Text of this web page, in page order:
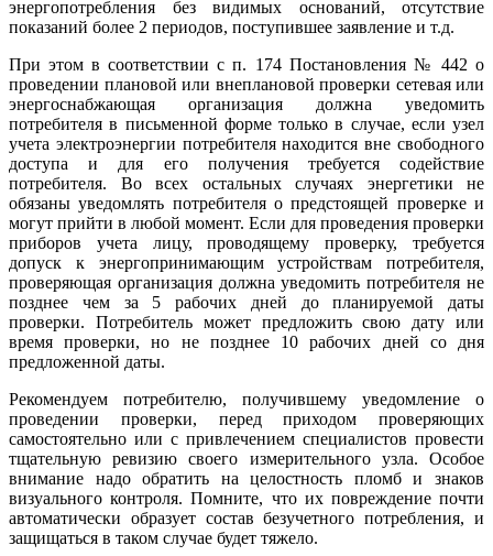
энергопотребления без видимых оснований, отсутствие
показаний более 2 периодов, поступившее заявление и т.д.
При этом в соответствии с п. 174 Постановления № 442 о
проведении плановой или внеплановой проверки сетевая или
энергоснабжающая организация должна уведомить
потребителя в письменной форме только в случае, если узел
учета электроэнергии потребителя находится вне свободного
доступа и для его получения требуется содействие
потребителя. Во всех остальных случаях энергетики не
обязаны уведомлять потребителя о предстоящей проверке и
могут прийти в любой момент. Если для проведения проверки
приборов учета лицу, проводящему проверку, требуется
допуск к энергопринимающим устройствам потребителя,
проверяющая организация должна уведомить потребителя не
позднее чем за 5 рабочих дней до планируемой даты
проверки. Потребитель может предложить свою дату или
время проверки, но не позднее 10 рабочих дней со дня
предложенной даты.
Рекомендуем потребителю, получившему уведомление о
проведении проверки, перед приходом проверяющих
самостоятельно или с привлечением специалистов провести
тщательную ревизию своего измерительного узла. Особое
внимание надо обратить на целостность пломб и знаков
визуального контроля. Помните, что их повреждение почти
автоматически образует состав безучетного потребления, и
защищаться в таком случае будет тяжело.